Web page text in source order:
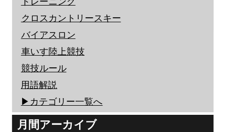
クロスカントリースキー
バイアスロン
車いす陸上競技
競技ルール
用語解説
▶︎カテゴリー一覧へ
月間アーカイブ